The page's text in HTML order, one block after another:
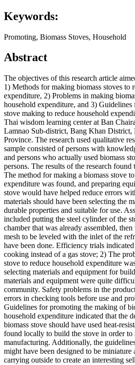
Keywords:
Promoting, Biomass Stoves, Household
Abstract
The objectives of this research article
1) Methods for making biomass stoves to
expenditure, 2) Problems in making
household expenditure, and 3)
stove making to reduce household
Thai wisdom learning center at Ban
Lamnao Sub-district, Bang Khan District,
Province. The research used qualitative
sample consisted of persons with
and persons who actually used biomass
persons. The results of the research
The method for making a biomass stove
expenditure was found, and preparing
stove would have helped reduce errors
materials should have been selecting the
durable properties and suitable for use.
included putting the steel cylinder of the
chamber that was already assembled,
mesh to be leveled with the inlet of the
have been done. Efficiency trials
cooking instead of a gas stove; 2) The
stove to reduce household expenditure
selecting materials and equipment for
materials and equipment were quite
community. Safety problems in the
errors in checking tools before use and
Guidelines for promoting the making of
household expenditure indicated that the
biomass stove should have used heat-
found locally to build the stove in order to
manufacturing. Additionally, the
might have been designed to be miniature
carrying outside to create an interesting